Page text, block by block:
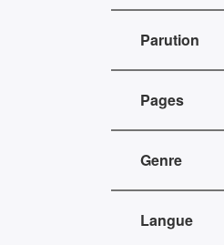
Parution
Pages
Genre
Langue